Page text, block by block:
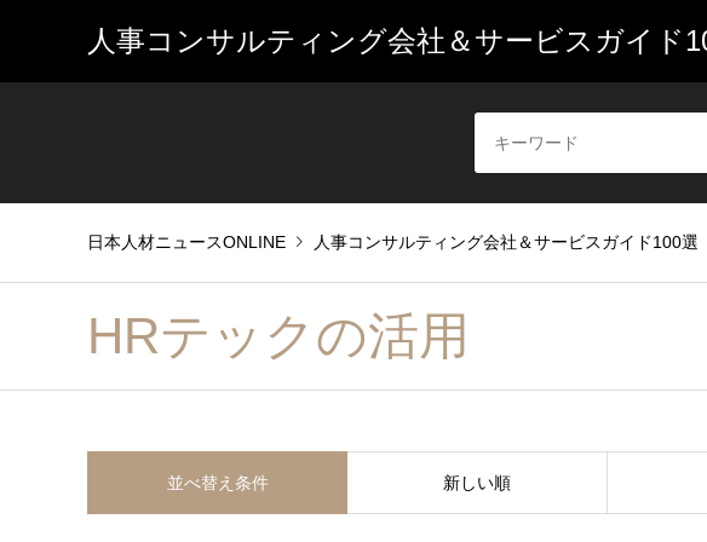
人事コンサルティング会社＆サービスガイド
日本人材ニュースONLINE 人事コンサルティング会社＆サービスガイド100選
HRテックの活用
並べ替え条件 新しい順